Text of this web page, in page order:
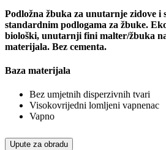
Podložna žbuka za unutarnje zidove i
standardnim podlogama za žbuke.
biološki, unutarnji fini malter/žbuka
materijala. Bez cementa.
Baza materijala
Bez umjetnih disperzivnih tvari
Visokovrijedni lomljeni vapnenac
Vapno
Upute za obradu